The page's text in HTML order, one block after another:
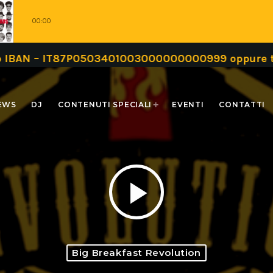
00:00
IT87P0503401003000000000999 oppure
DJ CONTENUTI SPECIALI EVENTI CONTATTI
play_arrow
Big Breakfast Revolution